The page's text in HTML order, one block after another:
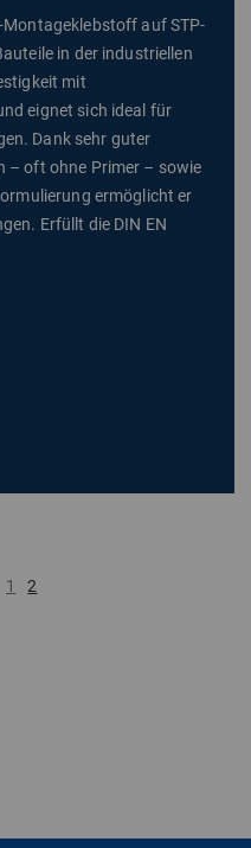
auf STP-
in der industriellen
mit
eignet sich ideal für
Dank sehr guter
– oft ohne Primer – sowie
ermöglicht er
Erfüllt die DIN EN
1 2